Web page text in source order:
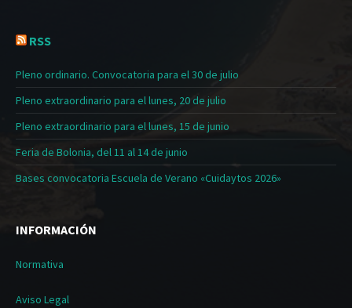
RSS
Pleno ordinario. Convocatoria para el 30 de julio
Pleno extraordinario para el lunes, 20 de julio
Pleno extraordinario para el lunes, 15 de junio
Feria de Bolonia, del 11 al 14 de junio
Bases convocatoria Escuela de Verano «Cuidaytos 2026»
INFORMACIÓN
Normativa
Aviso Legal